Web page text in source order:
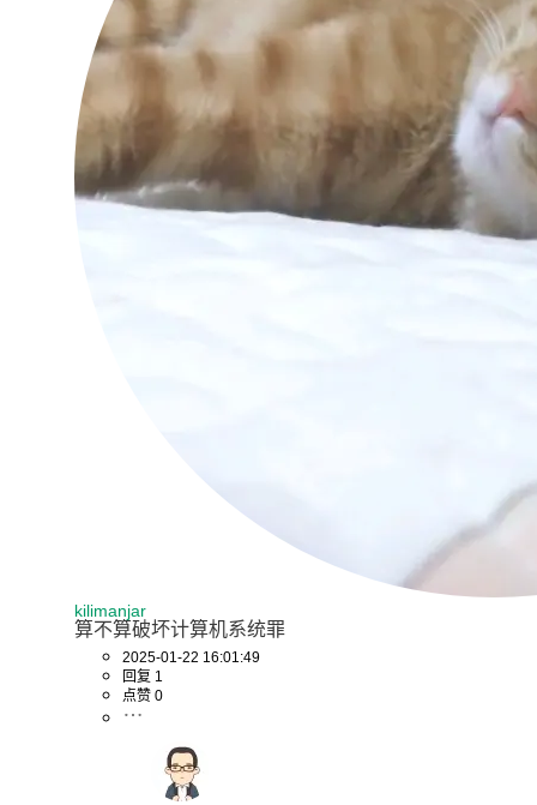
kilimanjar
算不算破坏计算机系统罪
2025-01-22 16:01:49
回复 1
点赞 0